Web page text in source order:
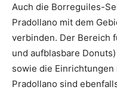
Auch die Borreguiles-
Pradollano mit dem
verbinden. Der Bereich
und aufblasbare
sowie die
Pradollano sind